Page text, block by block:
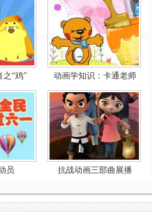
之“鸡” 动画学知识：卡通老师
员 抗战动画三部曲展播